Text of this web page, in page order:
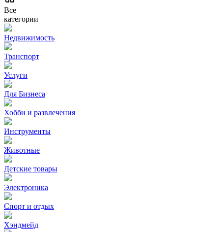
Все
категории
Недвижимость
Транспорт
Услуги
Для Бизнеса
Хобби и развлечения
Инструменты
Животные
Детские товары
Электроника
Спорт и отдых
Хэндмейд